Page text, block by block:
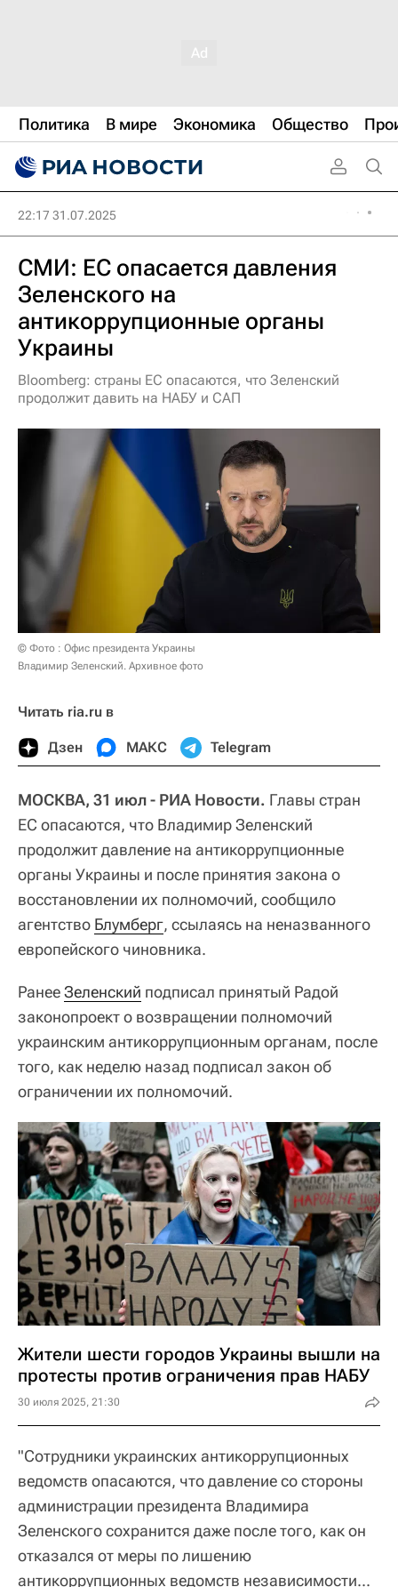
Политика В мире Экономика Общество
22:17 31.07.2025
СМИ: ЕС опасается давления
Зеленского на
антикоррупционные органы
Украины
Bloomberg: страны ЕС опасаются, что Зеленский
продолжит давить на НАБУ и САП
© Фото : Офис президента Украины
Владимир Зеленский. Архивное фото
Читать ria.ru в
Дзен МАКС Telegram
МОСКВА, 31 июл - РИА Новости. Главы стран
ЕС опасаются, что Владимир Зеленский
продолжит давление на антикоррупционные
органы Украины и после принятия закона о
восстановлении их полномочий, сообщило
агентство Блумберг, ссылаясь на неназванного
европейского чиновника.
РанееЗеленский подписал принятый Радой
законопроект о возвращении полномочий
украинским антикоррупционным органам, после
того, как неделю назад подписал закон об
ограничении их полномочий.
Жители шести городов Украины вышли на
протесты против ограничения прав НАБУ
30 июля 2025, 21:30
"Сотрудники украинских антикоррупционных
ведомств опасаются, что давление со стороны
администрации президента Владимира
Зеленского сохранится даже после того, как он
отказался от меры по лишению
антикоррупционных ведомств независимости...